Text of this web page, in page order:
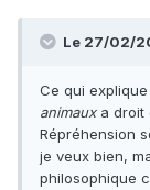
Le 27/02/
Ce qui
animauxa droit
Répréhension
je veux bien,
philosophique